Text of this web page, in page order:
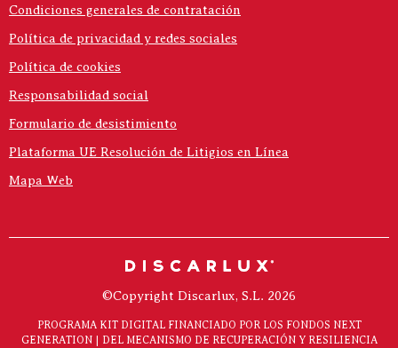
Condiciones generales de contratación
Política de privacidad y redes sociales
Política de cookies
Responsabilidad social
Formulario de desistimiento
Plataforma UE Resolución de Litigios en Línea
Mapa Web
©Copyright Discarlux, S.L. 2026
PROGRAMA KIT DIGITAL FINANCIADO POR LOS FONDOS NEXT
GENERATION | DEL MECANISMO DE RECUPERACIÓN Y RESILIENCIA